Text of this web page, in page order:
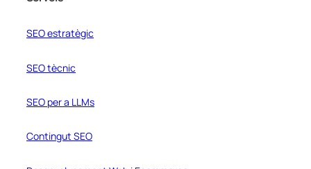
SEO estratègic
SEO tècnic
SEO per a LLMs
Contingut SEO